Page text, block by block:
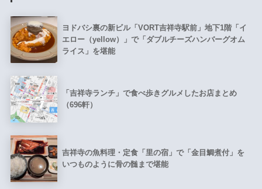
ヨドバシ裏の新ビル「VORT吉祥寺駅前」地下1階「イ
エロー（yellow）」で「ダブルチーズハンバーグオム
ライス」を堪能
「吉祥寺ランチ」で食べ歩きグルメしたお店まとめ
（696軒）
吉祥寺の魚料理・定食「里の宿」で「金目鯛煮付」を
いつものように骨の髄まで堪能